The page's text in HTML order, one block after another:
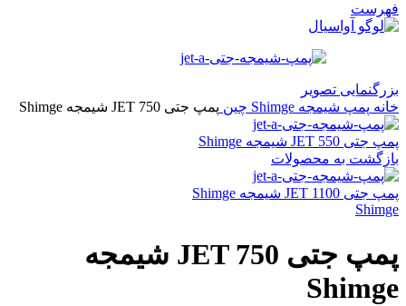
فهرست
بزرگنمایی تصویر
خانه پمپ شیمجه Shimge چین پمپ جتی JET 750 شیمجه Shimge
پمپ جتی JET 550 شیمجه Shimge
بازگشت به محصولات
پمپ جتی JET 1100 شیمجه Shimge
Shimge
پمپ جتی JET 750 شیمجه
Shimge